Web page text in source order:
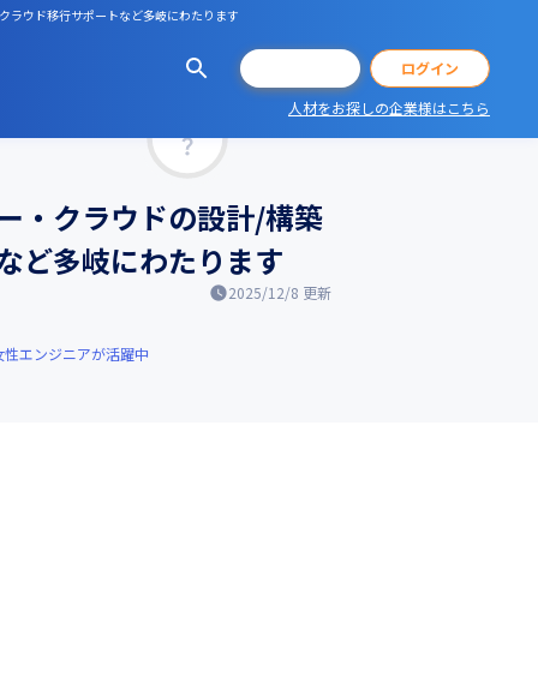
ラウド移行サポートなど多岐にわたります
ログイン
人材をお探しの企業様はこちら
・クラウドの設計/構築
ど多岐にわたります
2025/12/8 更新
性エンジニアが活躍中